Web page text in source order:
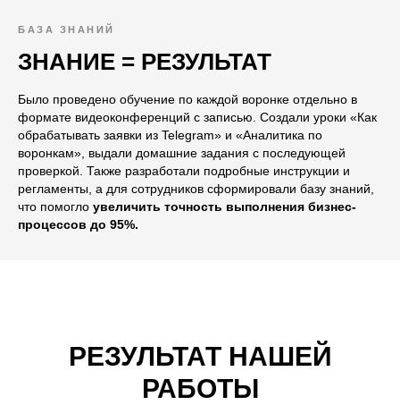
БАЗА ЗНАНИЙ
ЗНАНИЕ = РЕЗУЛЬТАТ
Было проведено обучение по каждой воронке отдельно в
формате видеоконференций с записью. Создали уроки «Как
обрабатывать заявки из Telegram» и «Аналитика по
воронкам», выдали домашние задания с последующей
проверкой. Также разработали подробные инструкции и
регламенты, а для сотрудников сформировали базу знаний,
что помогло увеличить точность выполнения бизнес-
процессов до 95%.
РЕЗУЛЬТАТ НАШЕЙ
РАБОТЫ